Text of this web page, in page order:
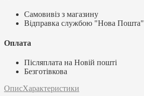
Самовивіз з магазину
Відправка службою "Нова Пошта"
Оплата
Післяплата на Новій пошті
Безготівкова
ОписХарактеристики